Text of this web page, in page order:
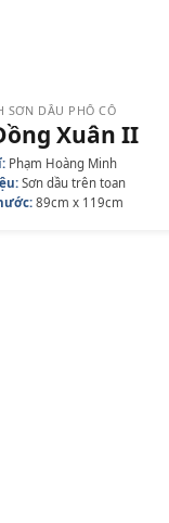
DẦU TREO BIỆT THỰ
Hợp Hà Nội
Phạm Hoàng Minh
Sơn dầu trên toan
89cm x 119cm